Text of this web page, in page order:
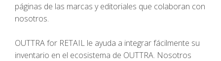
páginas de las marcas y editoriales que colaboran con
nosotros.
OUTTRA for RETAIL le ayuda a integrar fácilmente su
inventario en el ecosistema de OUTTRA. Nosotros